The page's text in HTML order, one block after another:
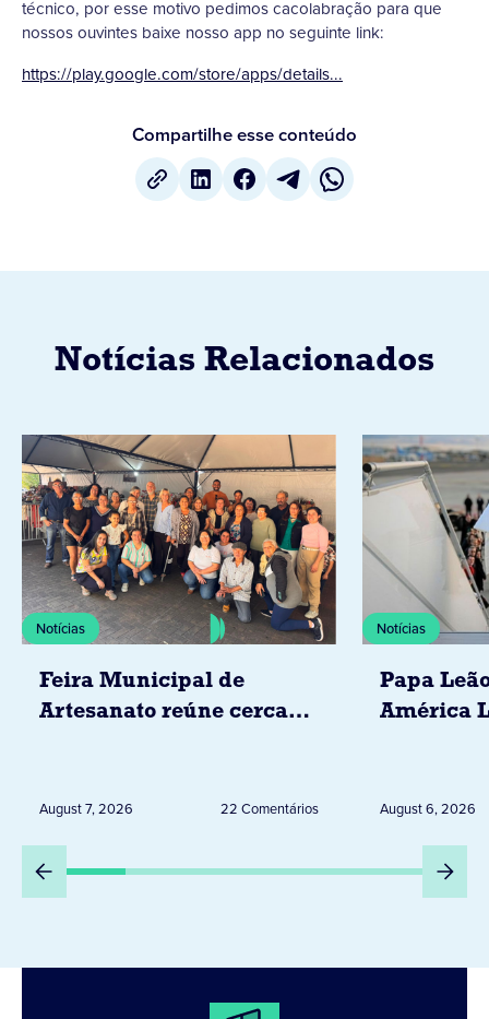
técnico, por esse motivo pedimos cacolabração para que
nossos ouvintes baixe nosso app no seguinte link:
https://play.google.com/store/apps/details...
Compartilhe esse conteúdo
Notícias Relacionados
Notícias
Feira Municipal de
Artesanato reúne cerca
August 7, 2026 22 Comentários
Notícias
Papa
América
Peru
August 6, 2026